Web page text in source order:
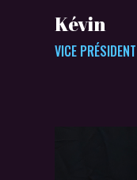
Kévin
VICE PRÉSIDENT